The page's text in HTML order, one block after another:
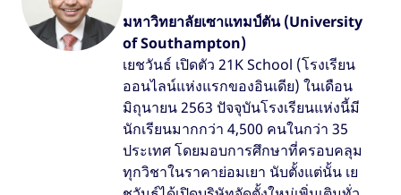
มหาวิทยาลัยเซาแทมป์ตัน (University
of Southampton)
เยชวันธ์ เปิดตัว 21K School (โรงเรียน
ออนไลน์แห่งแรกของอินเดีย) ในเดือน
มิถุนายน 2563 ปัจจุบันโรงเรียนแห่งนี้มี
นักเรียนมากกว่า 4,500 คนในกว่า 35
ประเทศ โดยมอบการศึกษาที่ครอบคลุม
ทุกวิชาในราคาย่อมเยา นับตั้งแต่นั้น เย